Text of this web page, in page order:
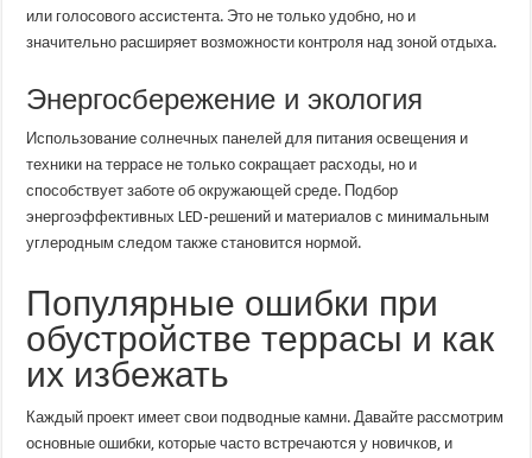
или голосового ассистента. Это не только удобно, но и
значительно расширяет возможности контроля над зоной отдыха.
Энергосбережение и экология
Использование солнечных панелей для питания освещения и
техники на террасе не только сокращает расходы, но и
способствует заботе об окружающей среде. Подбор
энергоэффективных LED-решений и материалов с минимальным
углеродным следом также становится нормой.
Популярные ошибки при
обустройстве террасы и как
их избежать
Каждый проект имеет свои подводные камни. Давайте рассмотрим
основные ошибки, которые часто встречаются у новичков, и